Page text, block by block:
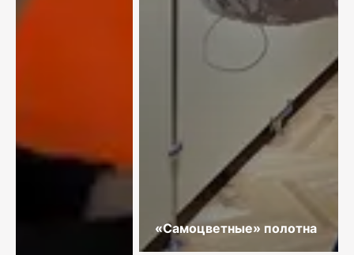
«Самоцветные» полотна